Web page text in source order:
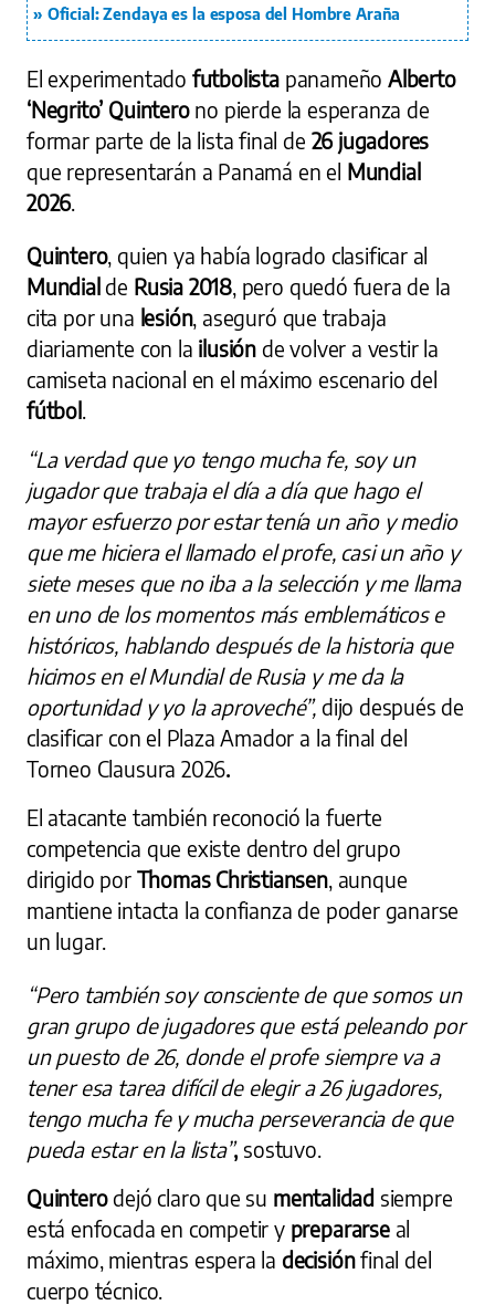
Oficial: Zendaya es la esposa del Hombre Araña
El experimentado futbolista panameño Alberto
‘Negrito’ Quinterono pierde la esperanza de
formar parte de la lista final de 26 jugadores
que representarán a Panamá en el Mundial
2026
Quintero, quien ya había logrado clasificar al
Mundial de Rusia 2018 , pero quedó fuera de la
cita por una lesión, aseguró que trabaja
diariamente con la ilusión de volver a vestir la
camiseta nacional en el máximo escenario del
fútbol.
“La verdad que yo tengo mucha fe, soy un
jugador que trabaja el día a día que hago el
mayor esfuerzo por estar tenía un año y medio
que me hiciera el llamado el profe, casi un año y
siete meses que no iba a la selección y me llama
en uno de los momentos más emblemáticos e
históricos, hablando después de la historia que
hicimos en el Mundial de Rusia y me da la
oportunidad y yo la aproveché”, dijo después de
clasificar con el Plaza Amador a la final del
Torneo Clausura 2026.
El atacante también reconoció la fuerte
competencia que existe dentro del grupo
dirigido por Thomas Christiansen, aunque
mantiene intacta la confianza de poder ganarse
un lugar.
“Pero también soy consciente de que somos un
gran grupo de jugadores que está peleando por
un puesto de 26, donde el profe siempre va a
tener esa tarea difícil de elegir a 26 jugadores,
tengo mucha fe y mucha perseverancia de que
pueda estar en la lista”,sostuvo.
Quintero dejó claro que su mentalidad siempre
está enfocada en competir y prepararse al
máximo, mientras espera la decisiónfinal del
cuerpo técnico.